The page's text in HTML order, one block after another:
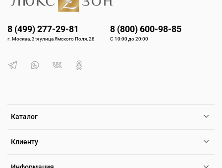
Каталог
Клиенту
8 (499) 277-29-81
г. Москва, 3-я улица Ямского Поля, 28
8 (800) 600-98-85
С 10:00 до 20:00